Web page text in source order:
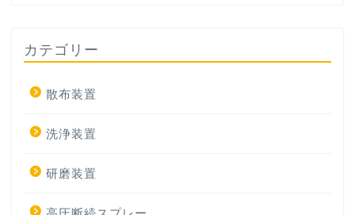
カテゴリー
散布装置
洗浄装置
研磨装置